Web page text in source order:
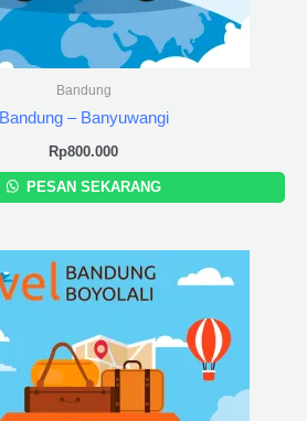
Bandung
Bandung – Banyuwangi
Rp800.000
PESAN SEKARANG